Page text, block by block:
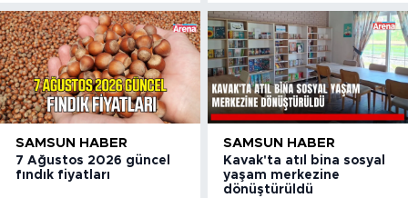
SAMSUN HABER
7 Ağustos 2026 güncel
fındık fiyatları
SAMSUN HABER
Kavak'ta atıl bina sosyal
yaşam merkezine
dönüştürüldü